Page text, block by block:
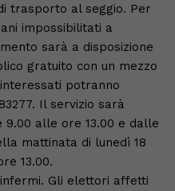
trasporto al seggio. Per
impossibilitati a
sarà a disposizione
gratuito con un mezzo
potranno
Il servizio sarà
alle ore 13.00 e dalle
mattinata di lunedì 18
13.00.
Gli elettori affetti